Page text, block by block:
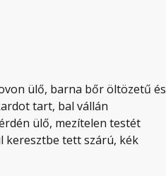
ülő, barna bőr öltözetű és
tart, bal vállán
ülő, mezítelen testét
keresztbe tett szárú, kék